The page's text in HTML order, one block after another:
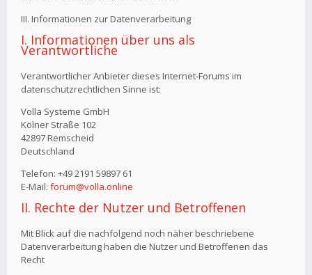
III. Informationen zur Datenverarbeitung
I. Informationen über uns als
Verantwortliche
Verantwortlicher Anbieter dieses Internet-Forums im
datenschutzrechtlichen Sinne ist:
Volla Systeme GmbH
Kölner Straße 102
42897 Remscheid
Deutschland
Telefon: +49 2191 59897 61
E-Mail: forum@volla.online
II. Rechte der Nutzer und Betroffenen
Mit Blick auf die nachfolgend noch näher beschriebene
Datenverarbeitung haben die Nutzer und Betroffenen das
Recht